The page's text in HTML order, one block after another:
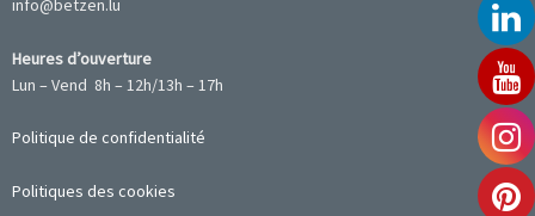
info@betzen.lu
Heures d’ouverture
Lun – Vend 8h – 12h/13h – 17h
Politique de confidentialité
Politiques des cookies